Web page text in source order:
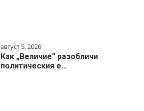
август 5, 2026
Как „Величие“ разобличи
политическия е…